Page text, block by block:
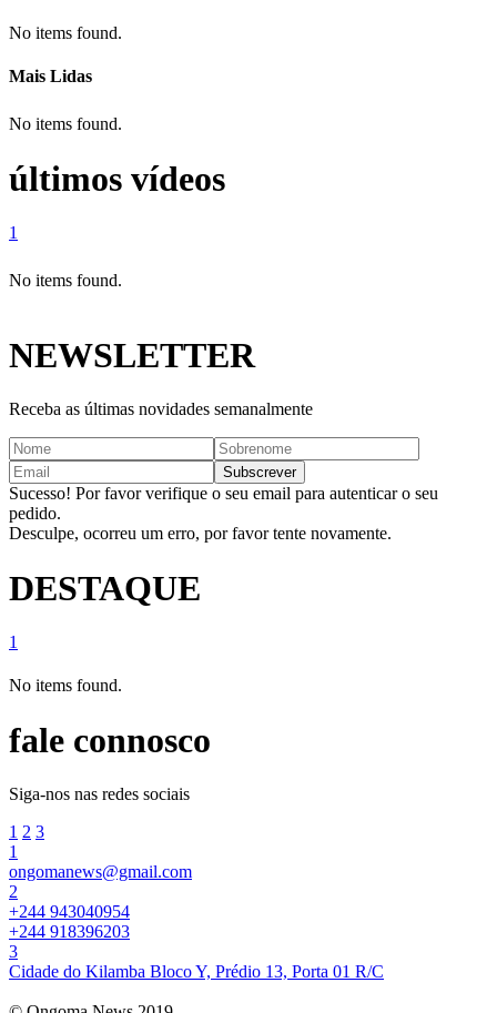
No items found.
Mais Lidas
No items found.
últimos vídeos
1
No items found.
NEWSLETTER
Receba as últimas novidades semanalmente
Sucesso! Por favor verifique o seu email para autenticar o seu
pedido.
Desculpe, ocorreu um erro, por favor tente novamente.
DESTAQUE
1
No items found.
fale connosco
Siga-nos nas redes sociais
1 2 3
1
ongomanews@gmail.com
2
+244 943040954
+244 918396203
3
Cidade do Kilamba Bloco Y, Prédio 13, Porta 01 R/C